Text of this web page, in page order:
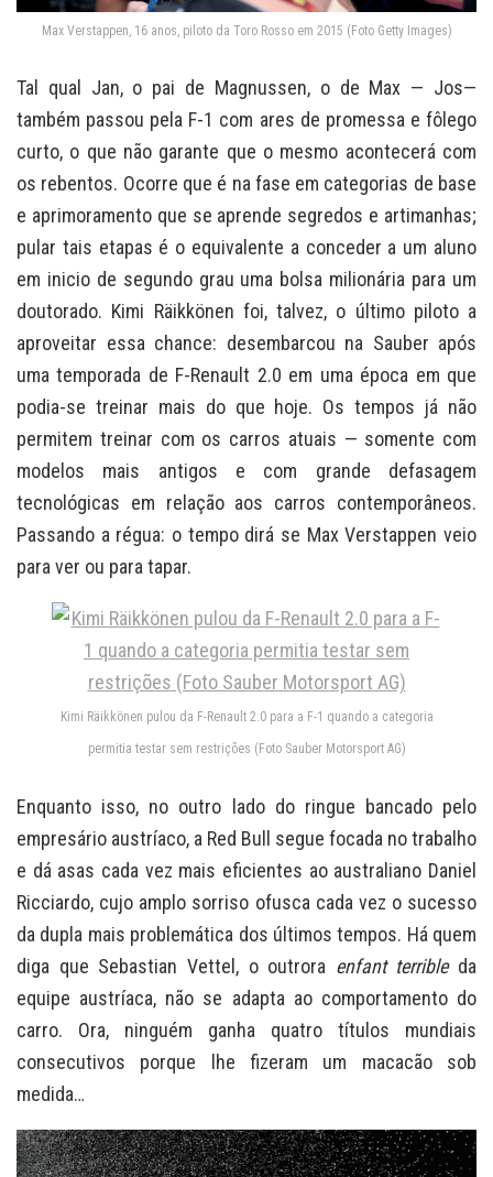
Max Verstappen, 16 anos, piloto da Toro Rosso em 2015 (Foto Getty Images)
Tal qual Jan, o pai de Magnussen, o de Max — Jos—
também passou pela F-1 com ares de promessa e fôlego
curto, o que não garante que o mesmo acontecerá com
os rebentos. Ocorre que é na fase em categorias de base
e aprimoramento que se aprende segredos e artimanhas;
pular tais etapas é o equivalente a conceder a um aluno
em inicio de segundo grau uma bolsa milionária para um
doutorado. Kimi Räikkönen foi, talvez, o último piloto a
aproveitar essa chance: desembarcou na Sauber após
uma temporada de F-Renault 2.0 em uma época em que
podia-se treinar mais do que hoje. Os tempos já não
permitem treinar com os carros atuais — somente com
modelos mais antigos e com grande defasagem
tecnológicas em relação aos carros contemporâneos.
Passando a régua: o tempo dirá se Max Verstappen veio
para ver ou para tapar.
Kimi Räikkönen pulou da F-Renault 2.0 para a F-1 quando a categoria
permitia testar sem restrições (Foto Sauber Motorsport AG)
Enquanto isso, no outro lado do ringue bancado pelo
empresário austríaco, a Red Bull segue focada no trabalho
e dá asas cada vez mais eficientes ao australiano Daniel
Ricciardo, cujo amplo sorriso ofusca cada vez o sucesso
da dupla mais problemática dos últimos tempos. Há quem
diga que Sebastian Vettel, o outrora enfant terribleda
equipe austríaca, não se adapta ao comportamento do
carro. Ora, ninguém ganha quatro títulos mundiais
consecutivos porque lhe fizeram um macacão sob
medida…